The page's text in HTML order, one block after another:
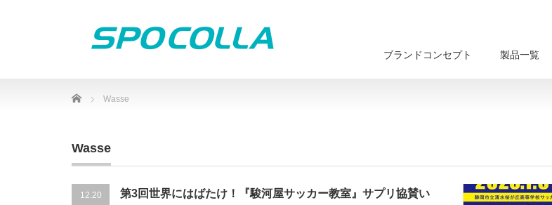
ブランドコンセプト 製品一覧
Home Wasse
Wasse
12.20
第3回世界にはばたけ！『駿河屋サッカー教室』サプリ協賛い